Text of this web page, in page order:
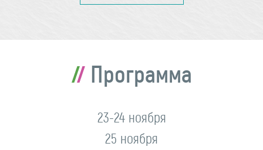
Программа
23-24 ноября
25 ноября